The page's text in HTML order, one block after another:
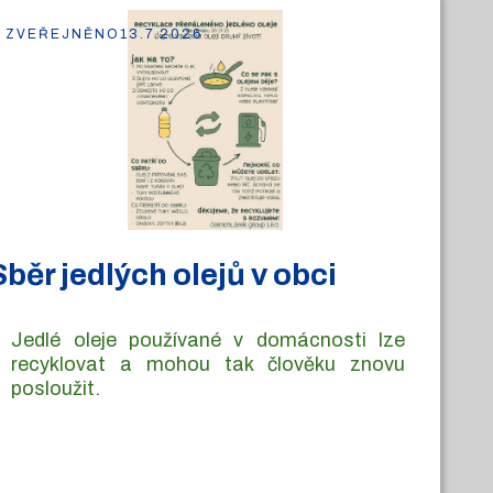
jedlých olejů v obci
Jedlé oleje používané v domácnosti lze
recyklovat a mohou tak člověku znovu
posloužit.
ZVEŘEJNĚNO13.7.2026